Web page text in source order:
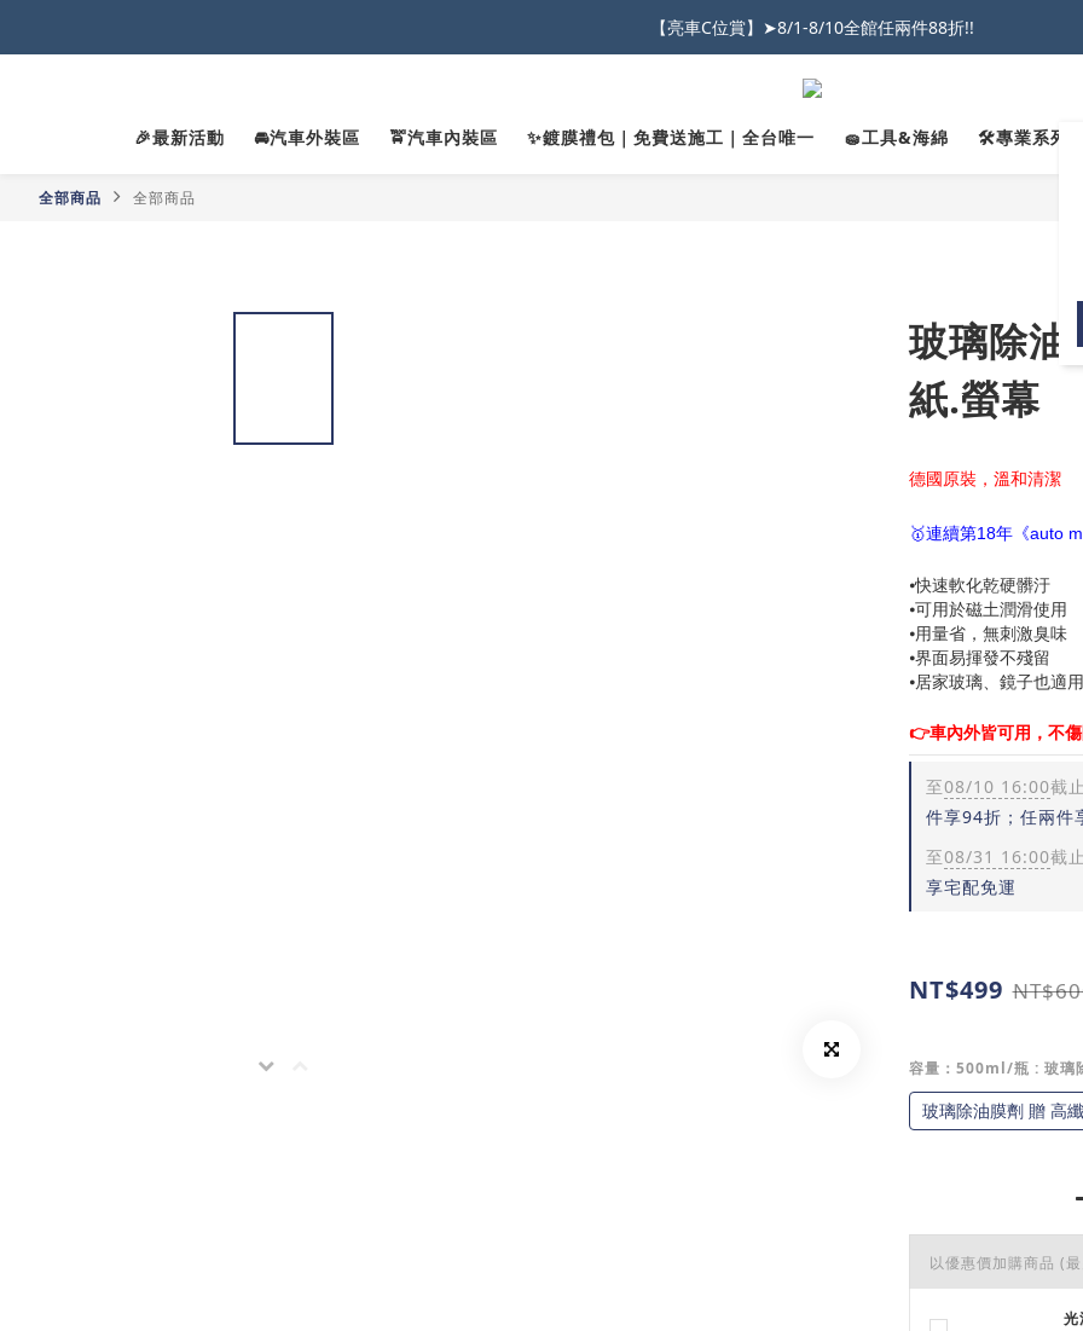
2026車友推薦新車鍍膜１００% 成功的秘訣，全靠這組😎　 ( 查看鍍膜攻
【亮車C位賞】➤8/1-8/10全館任兩件88折!!
★限時 :滿$499 ➨超商免運★
2026車友推薦新車鍍膜１００% 成功的秘訣，全靠這組😎　 ( 查看鍍膜攻
🎉最新活動 🚘汽車外裝區 🚖汽車內裝區 ✨鍍膜禮包｜免費送施工｜全台唯一 🧽工具&海綿 🛠️專業系列
全部商品 全部商品
玻璃除
紙.螢幕
德國原裝，溫和清潔
🥇連續第18年《auto
⦁快速軟化乾硬髒汙
⦁可用於磁土潤滑使用
⦁用量省，無刺激臭味
⦁界面易揮發不殘留
⦁居家玻璃、鏡子也適用
👉車內外皆可用，不
至08/10 16:00截
件享94折；任兩件
至08/31 16:00截
享宅配免運
NT$499
容量：500ml/瓶 : 玻璃
玻璃除油膜劑 贈 高
以優惠價加購商品 (